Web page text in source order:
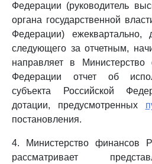
Федерации (руководитель
органа государственной
Федерации)
следующего за отчетным,
направляет в Министерство
Федерации отчет об
субъекта Российской
дотации, предусмотренных
постановления.
4. Министерство финансов
рассматривает